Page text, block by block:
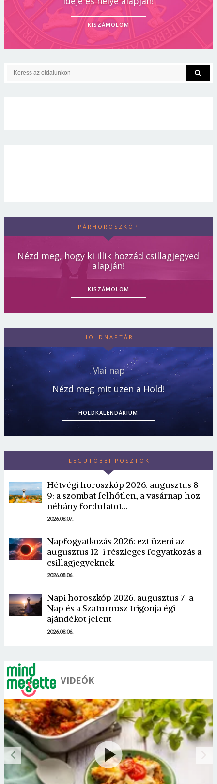
KISZÁMOLOM
PÁRHOROSZKÓP
Nézd meg, hogy ki illik hozzád csillagjegyed
alapján!
KISZÁMOLOM
HOLDNAPTÁR
Mai nap
Nézd meg mit üzen a Hold!
HOLDKALENDÁRIUM
LEGUTÓBBI POSZTOK
Hétvégi horoszkóp 2026. augusztus 8-
9: a szombat felhőtlen, a vasárnap hoz
néhány fordulatot…
2026.08.07.
Napfogyatkozás 2026: ezt üzeni az
augusztus 12-i részleges fogyatkozás a
csillagjegyeknek
2026.08.06.
Napi horoszkóp 2026. augusztus 7: a
Nap és a Szaturnusz trigonja égi
ajándékot jelent
2026.08.06.
VIDEÓK